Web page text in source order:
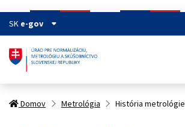
SK e-gov
Domov Metrológia História metrológie